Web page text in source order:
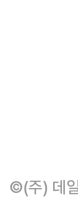
©(주) 데